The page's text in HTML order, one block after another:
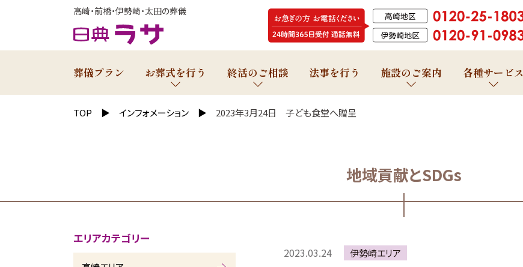
高崎・前橋・伊勢崎・太田の葬儀
葬儀プラン お葬式を行う 終活のご相談 法事を行う 施設のご案内 各種サービス
TOP インフォメーション 2023年3月24日 子ども食堂へ贈呈
地域貢献とSDGs
2023.03.24 伊勢崎エリア
エリアカテゴリー